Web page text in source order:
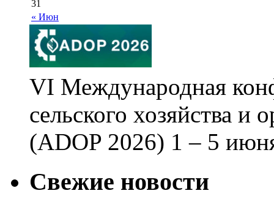
« Июн
31
VI Международная
сельского хозяйства и
(ADOP 2026) 1 – 5
Свежие новости